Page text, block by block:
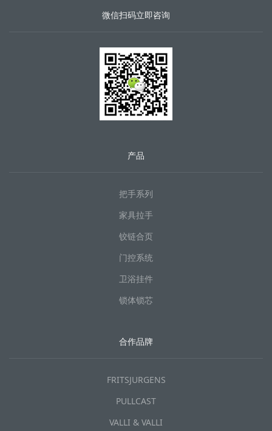
微信扫码立即咨询
产品
把手系列
家具拉手
铰链合页
门控系统
卫浴挂件
锁体锁芯
合作品牌
FRITSJURGENS
PULLCAST
VALLI & VALLI